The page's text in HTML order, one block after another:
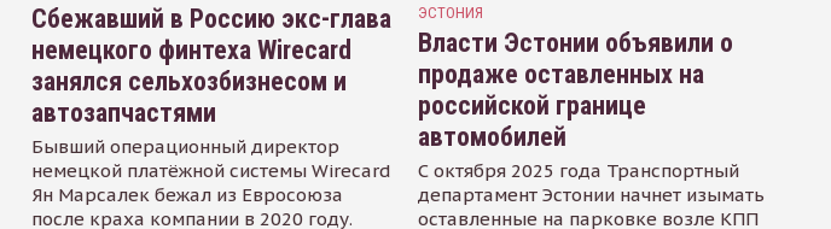
Сбежавший в Россию экс-глава
немецкого финтеха Wirecard
занялся сельхозбизнесом и
автозапчастями
Бывший операционный директор
немецкой платёжной системы Wirecard
Ян Марсалек бежал из Евросоюза
после краха компании в 2020 году.
ЭСТОНИЯ
Власти Эстонии объявили о
продаже оставленных на
российской границе
автомобилей
С октября 2025 года Транспортный
департамент Эстонии начнет изымать
оставленные на парковке возле КПП